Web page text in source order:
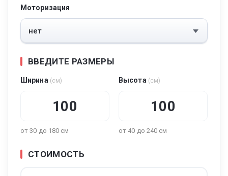
Моторизация
ВВЕДИТЕ РАЗМЕРЫ
Ширина (см)
от 30 до 180 см
Высота (см)
от 40 до 240 см
СТОИМОСТЬ